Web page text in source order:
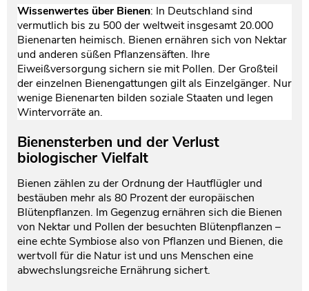
Wissenwertes über Bienen: In Deutschland sind
vermutlich bis zu 500 der weltweit insgesamt 20.000
Bienenarten heimisch. Bienen ernähren sich von Nektar
und anderen süßen Pflanzensäften. Ihre
Eiweißversorgung sichern sie mit Pollen. Der Großteil
der einzelnen Bienengattungen gilt als Einzelgänger. Nur
wenige Bienenarten bilden soziale Staaten und legen
Wintervorräte an.
Bienensterben und der Verlust
biologischer Vielfalt
Bienen zählen zu der Ordnung der Hautflügler und
bestäuben mehr als 80 Prozent der europäischen
Blütenpflanzen. Im Gegenzug ernähren sich die Bienen
von Nektar und Pollen der besuchten Blütenpflanzen –
eine echte Symbiose also von Pflanzen und Bienen, die
wertvoll für die Natur ist und uns Menschen eine
abwechslungsreiche Ernährung sichert.